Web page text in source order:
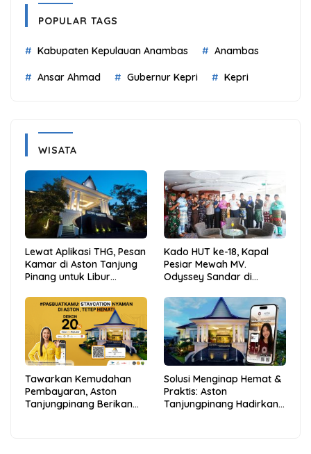
POPULAR TAGS
Kabupaten Kepulauan Anambas Anambas
Ansar Ahmad Gubernur Kepri Kepri
WISATA
Lewat Aplikasi THG, Pesan
Kamar di Aston Tanjung
Pinang untuk Libur
dan Hemat
Kado HUT ke-18, Kapal
Pesiar Mewah MV.
Odyssey Sandar di
Anambas Siap Mendunia
Tawarkan Kemudahan
Pembayaran, Aston
Tanjungpinang Berikan
Solusi Menginap Hemat &
Praktis: Aston
Tanjungpinang Hadirkan